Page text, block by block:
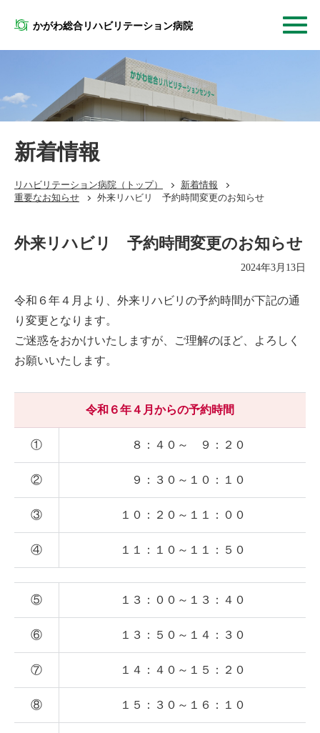
かがわ総合リハビリテーション病院
新着情報
リハビリテーション病院 （トップ）
新着情報
重要なお知らせ
外来リハビリ 予約時間変更のお知らせ
外来リハビリ 予約時間変更のお知らせ
2024年3月13日
令和６年４月より、外来リハビリの予約時間が下記の通
り変更となります。
ご迷惑をおかけいたしますが、ご理解のほど、よろしく
お願いいたします。
令和６年４月からの予約時間
① ８：４０～ ９：２０
② ９：３０～１０：１０
③ １０：２０～１１：００
④ １１：１０～１１：５０
⑤ １３：００～１３：４０
⑥ １３：５０～１４：３０
⑦ １４：４０～１５：２０
⑧ １５：３０～１６：１０